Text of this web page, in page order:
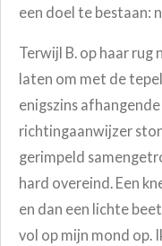
een doel te bestaan:
Terwijl B. op haar rug
laten om met de
enigszins
richtingaanwijzer
gerimpeld
hard overeind. Een
en dan een lichte
vol op mijn mond op.